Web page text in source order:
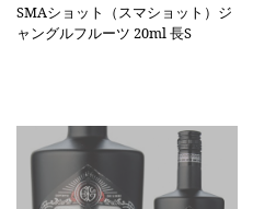
SMAショット（スマショット）ジ
ャングルフルーツ 20ml 長S